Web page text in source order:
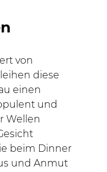
von
diese
einen
und
Wellen
beim Dinner
und Anmut